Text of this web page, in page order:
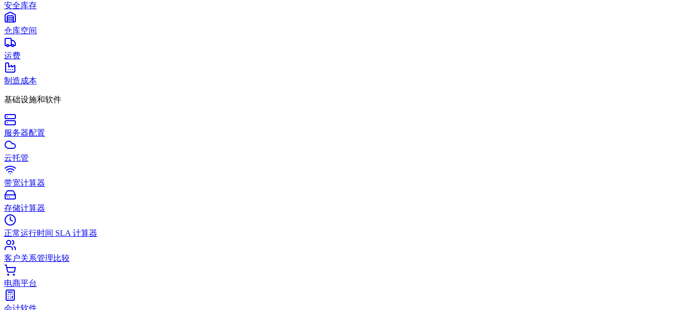
安全库存
仓库空间
运费
制造成本
基础设施和软件
服务器配置
云托管
带宽计算器
存储计算器
正常运行时间 SLA 计算器
客户关系管理比较
电商平台
会计软件